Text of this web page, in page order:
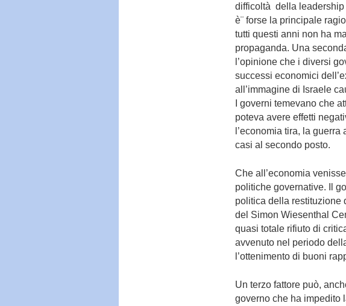
difficoltà della leadership
è¨ forse la principale
tutti questi anni non ha
propaganda. Una
l’opinione che i diversi
successi economici
all’immagine di Israele
I governi temevano che
poteva avere effetti
l’economia tira, la
casi al secondo posto.
Che all’economia
politiche governative. Il
politica della restituzione
del Simon Wiesenthal
quasi totale rifiuto di
avvenuto nel periodo
l’ottenimento di buoni
Un terzo fattore può,
governo che ha impedito